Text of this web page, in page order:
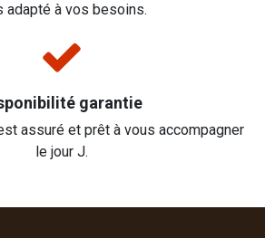
adapté à vos besoins.
garantie
assuré et prêt à vous accompagner
le jour J.